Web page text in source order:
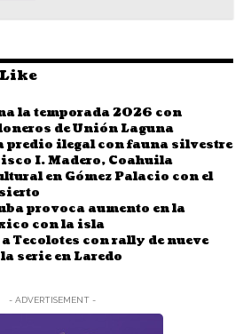
la temporada 2026 con
de Unión Laguna
predio ilegal con fauna silvestre
I. Madero, Coahuila
en Gómez Palacio con el
provoca aumento en la
con la isla
Tecolotes con rally de nueve
serie en Laredo
- ADVERTISEMENT -